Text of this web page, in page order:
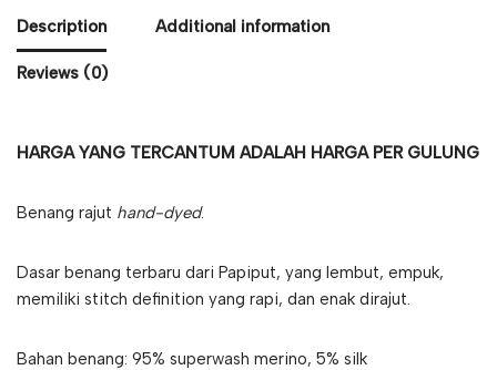
Description Additional information
Reviews (0)
HARGA YANG TERCANTUM ADALAH HARGA PER GULUNG
Benang rajut hand-dyed.
Dasar benang terbaru dari Papiput, yang lembut, empuk,
memiliki stitch definition yang rapi, dan enak dirajut.
Bahan benang: 95% superwash merino, 5% silk